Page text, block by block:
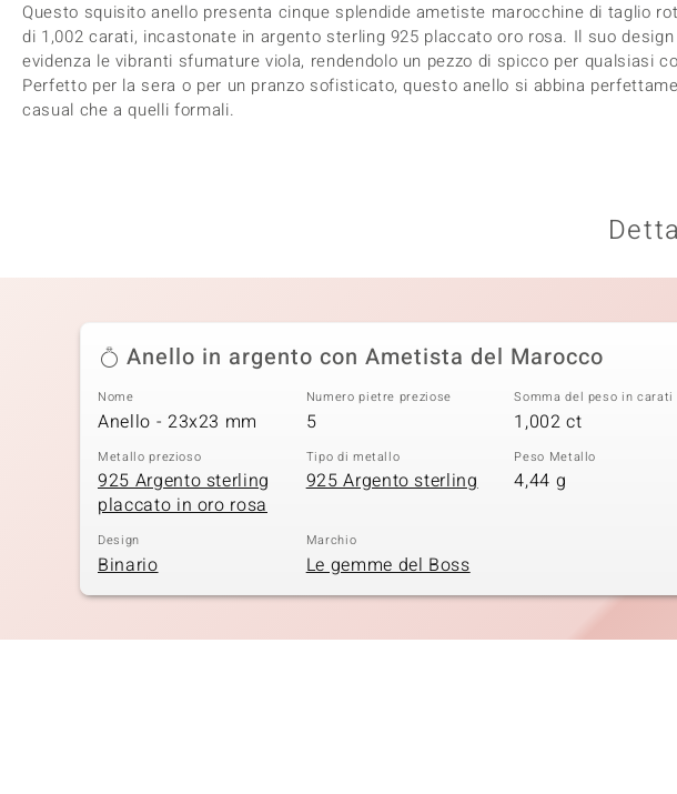
Questo squisito anello presenta cinque splendide ametiste marocchine di taglio
di 1,002 carati, incastonate in argento sterling 925 placcato oro rosa. Il suo
evidenza le vibranti sfumature viola, rendendolo un pezzo di spicco per qualsiasi
Perfetto per la sera o per un pranzo sofisticato, questo anello si abbina
casual che a quelli formali.
Anello in argento con Ametista del Marocco
Nome
Anello - 23x23 mm
Numero pietre preziose
5
Somma del peso in carati
1,002 ct
Metallo prezioso
925 Argento sterling
placcato in oro rosa
Tipo di metallo
925 Argento sterling
Peso Metallo
4,44 g
Design
Binario
Marchio
Le gemme del Boss